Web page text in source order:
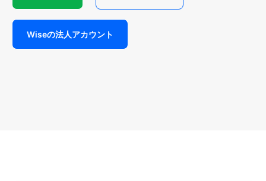
Wiseの法人アカウント